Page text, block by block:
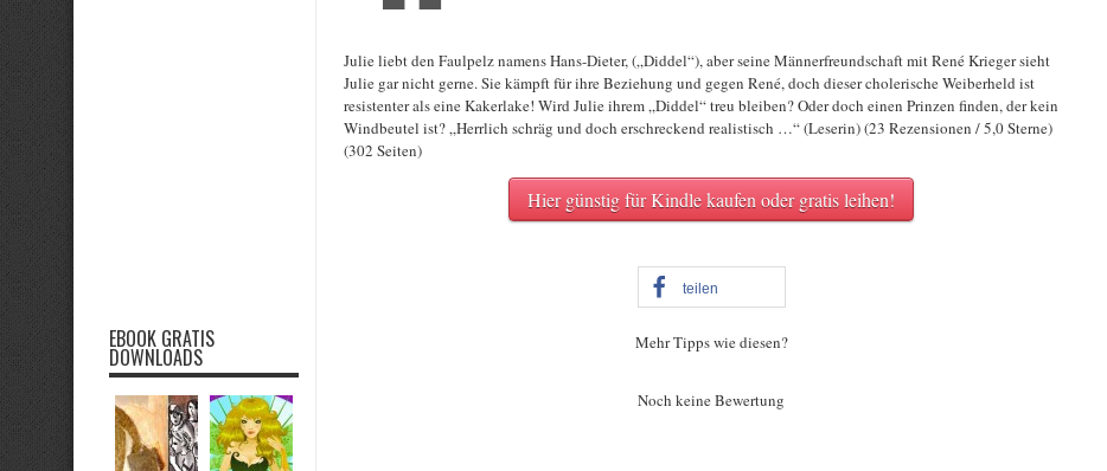
Julie liebt den Faulpelz namens Hans-Dieter, („Diddel“), aber seine Männerfreundschaft mit René Krieger sieht
Julie gar nicht gerne. Sie kämpft für ihre Beziehung und gegen René, doch dieser cholerische Weiberheld ist
resistenter als eine Kakerlake! Wird Julie ihrem „Diddel“ treu bleiben? Oder doch einen Prinzen finden, der kein
Windbeutel ist? „Herrlich schräg und doch erschreckend realistisch …“ (Leserin) (23 Rezensionen / 5,0 Sterne)
(302 Seiten)
Hier günstig für Kindle kaufen oder gratis leihen!
teilen
Mehr Tipps wie diesen?
Noch keine Bewertung
EBOOK GRATIS
DOWNLOADS